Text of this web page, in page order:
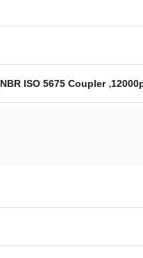
,
NBR ISO 5675 Coupler